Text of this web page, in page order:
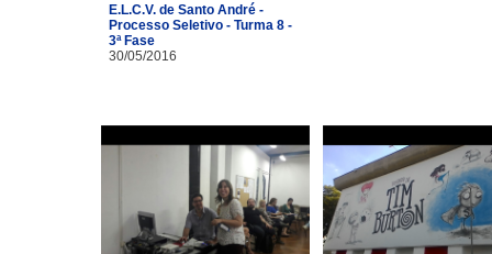
E.L.C.V. de Santo André -
Processo Seletivo - Turma 8 -
3ª Fase
30/05/2016